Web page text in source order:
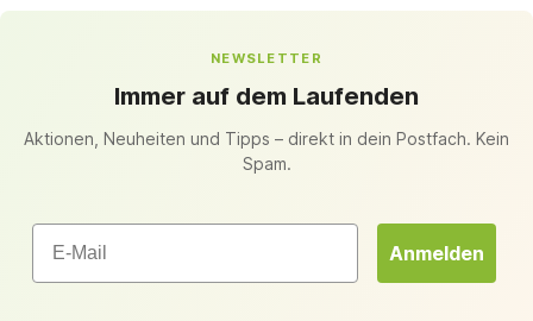
NEWSLETTER
Immer auf dem Laufenden
Aktionen, Neuheiten und Tipps – direkt in dein Postfach. Kein
Spam.
Email
Anmelden